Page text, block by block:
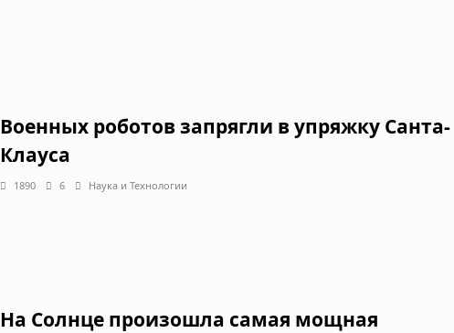
Военных роботов запрягли в упряжку Санта-
Клауса
1890 6 Наука и Технологии
На Солнце произошла самая мощная